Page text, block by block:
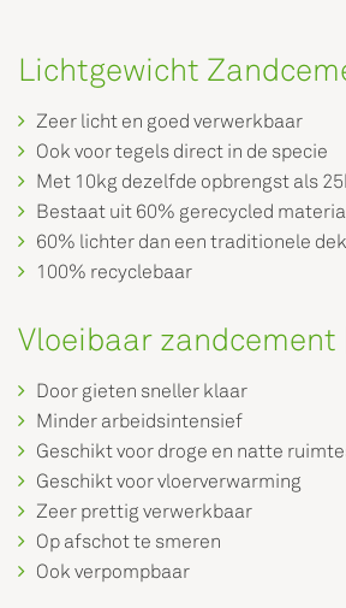
Lichtgewicht
Zeer licht en goed verwerkbaar
Ook voor tegels direct in de specie
Met 10kg dezelfde opbrengst als
Bestaat uit 60% gerecycled
60% lichter dan een traditionele
100% recyclebaar
Vloeibaar zandcement
Door gieten sneller klaar
Minder arbeidsintensief
Geschikt voor droge en natte
Geschikt voor vloerverwarming
Zeer prettig verwerkbaar
Op afschot te smeren
Ook verpompbaar